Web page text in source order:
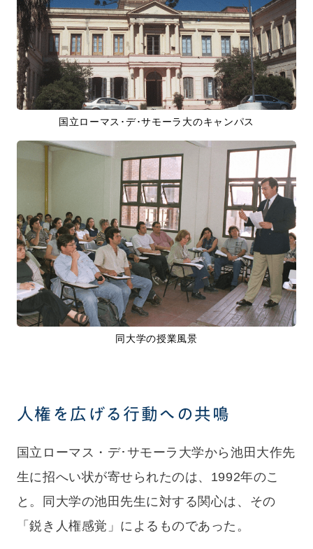
国立ローマス･デ･サモーラ大のキャンパス
同大学の授業風景
人権を広げる行動への共鳴
国立ローマス・デ･サモーラ大学から池田大作先
生に招へい状が寄せられたのは、1992年のこ
と。同大学の池田先生に対する関心は、その
「鋭き人権感覚」によるものであった。